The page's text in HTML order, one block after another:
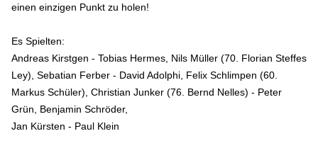
einen einzigen Punkt zu holen!
Es Spielten:
Andreas Kirstgen - Tobias Hermes, Nils Müller (70. Florian Steffes
Ley), Sebatian Ferber - David Adolphi, Felix Schlimpen (60.
Markus Schüler), Christian Junker (76. Bernd Nelles) - Peter
Grün, Benjamin Schröder,
Jan Kürsten - Paul Klein